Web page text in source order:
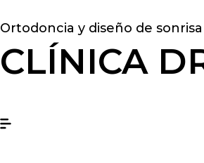
Ortodoncia y diseño de sonrisa
CLÍNICA